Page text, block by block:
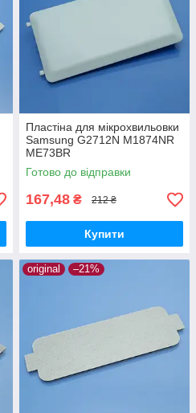
Пластіна для мікрохвильовки
Samsung G2712N M1874NR
ME73BR
Готово до відправки
167,48 ₴ 212 ₴
Купити
original –21%